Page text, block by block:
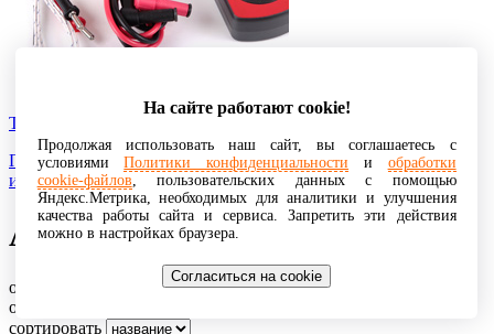
Токоизмерительные клещи
Прибор для измерения тока без разрыва цепи, в которой
измеряется ток и без электрического контакта с ней.
Антистатика
отображено: 3 из 3 записей
отобразить
сортировать
На сайте работают cookie!
Продолжая использовать наш сайт, вы соглашаетесь с
условиямиПолитики конфиденциальности и обработки
cookie-файлов, пользовательских данных с помощью
Яндекс.Метрика, необходимых для аналитики и улучшения
качества работы сайта и сервиса. Запретить эти действия
можно в настройках браузера.
Согласиться на cookie